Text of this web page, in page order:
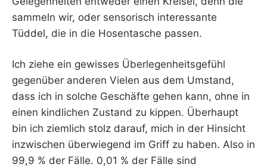
sammeln wir, oder sensorisch interessante
Tüddel, die in die Hosentasche passen.
Ich ziehe ein gewisses Überlegenheitsgefühl
gegenüber anderen Vielen aus dem Umstand,
dass ich in solche Geschäfte gehen kann, ohne in
einen kindlichen Zustand zu kippen. Überhaupt
bin ich ziemlich stolz darauf, mich in der Hinsicht
inzwischen überwiegend im Griff zu haben. Also in
99,9 % der Fälle. 0,01 % der Fälle sind